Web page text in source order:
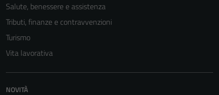
Salute, benessere e assistenza
Tributi, finanze e contravvenzioni
Turismo
Vita lavorativa
NOVITÀ